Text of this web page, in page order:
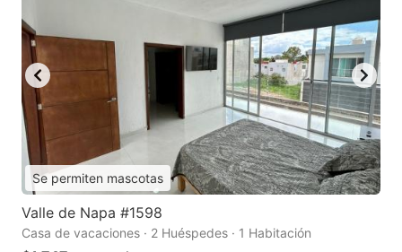
Se permiten mascotas
Valle de Napa #1598
Casa de vacaciones · 2 Huéspedes · 1 Habitación